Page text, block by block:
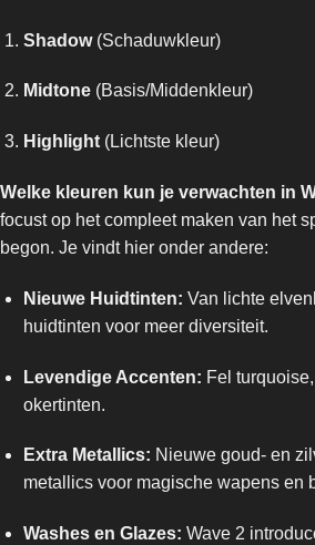
Shadow(Schaduwkleur)
Midtone(Basis/Middenkleur)
Highlight(Lichtste kleur)
Welke kleuren kun je verwachten in
focust op het compleet maken van het
begon. Je vindt hier onder andere:
Nieuwe Huidtinten: Van lichte
huidtinten voor meer diversiteit.
Levendige Accenten: Fel
okertinten.
Extra Metallics: Nieuwe goud- en
metallics voor magische wapens en
Washes en Glazes: Wave 2